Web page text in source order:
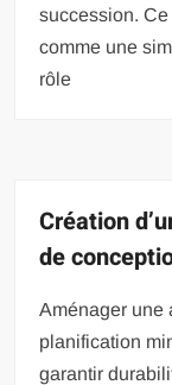
succession.
comme une
rôle
Création
de
Aménager une
planification
garantir